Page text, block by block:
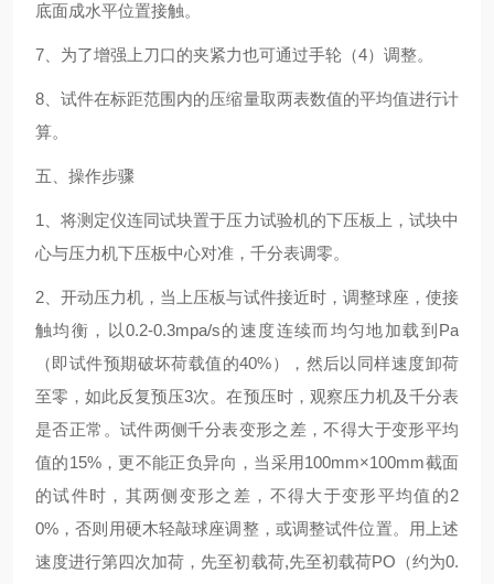
底面成水平位置接触。
7 、为了增强上刀口的夹紧力也可通过手轮（4）调整。
8 、试件在标距范围内的压缩量取两表数值的平均值进行计
算。
五、操作步骤
1
、将测定仪连同试块置于压力试验机的下压板上，试块中
心与压力机下压板中心对准，千分表调零。
2 、开动压力机，当上压板与试件接近时，调整球座，使接
触均衡，以0.2-0.3mpa/s的速度连续而均匀地加载到 Pa
（即试件预期破坏荷载值的40%），然后以同样速度卸荷
至零，如此反复预压3次。在预压时，观察压力机及千分表
是否正常。试件两侧千分表变形之差，不得大于变形平均
值的15%，更不能正负异向，当采用100mm×100mm截面
的试件时，其两侧变形之差，不得大于变形平均值的2
0% ，否则用硬木轻敲球座调整，或调整试件位置。用上述
速度进行第四次加荷，先至初载荷,先至初载荷PO （约为0.